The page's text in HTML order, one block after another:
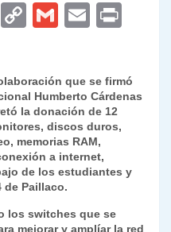
Li
C
y
Li
n
k
G
l
E
l
que se firmó
Humberto Cárdenas
la donación de 12
discos duros,
memorias RAM,
a internet,
de los estudiantes y
de Paillaco.
los switches que se
mejorar y amplíar la red